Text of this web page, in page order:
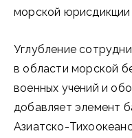
морской
Углубление
в области морской
военных учений и
добавляет элемент
Азиатско-